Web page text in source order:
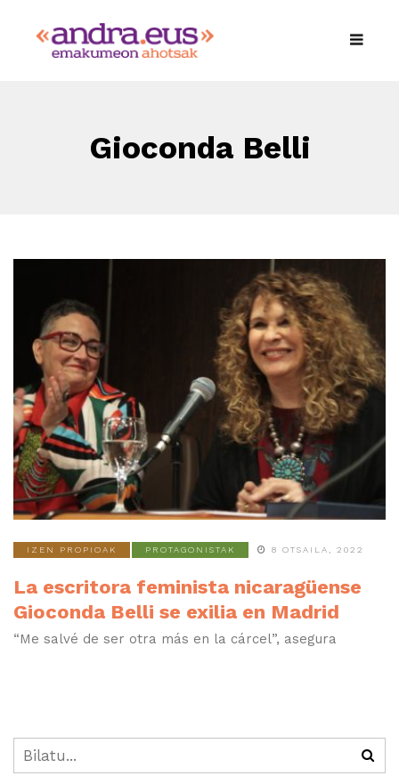
Gioconda Belli
IZEN PROPIOAK PROTAGONISTAK 8 OTSAILA, 2022
La escritora feminista nicaragüense
Gioconda Belli se exilia en Madrid
“Me salvé de ser otra más en la cárcel”, asegura